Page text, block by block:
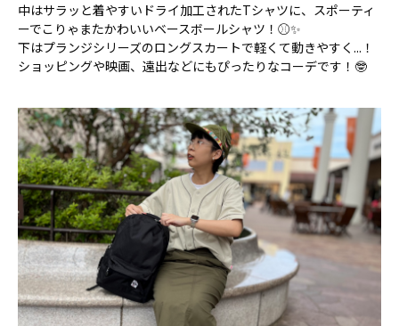
中はサラッと着やすいドライ加工されたTシャツに、スポーティ
ーでこりゃまたかわいいベースボールシャツ！⚾✨
下はプランジシリーズのロングスカートで軽くて動きやすく...！
ショッピングや映画、遠出などにもぴったりなコーデです！🤓